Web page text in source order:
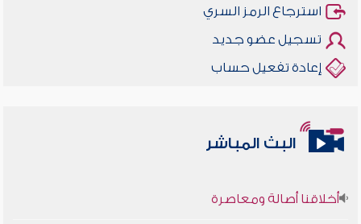
استرجاع الرمز السري
تسجيل عضو جديد
إعادة تفعيل حساب
البث المباشر
أخلاقنا أصالة ومعاصرة